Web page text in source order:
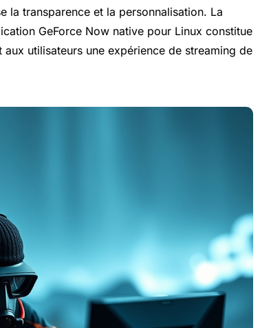
la transparence et la personnalisation. La
GeForce Now native pour Linux constitue
utilisateurs une expérience de streaming de